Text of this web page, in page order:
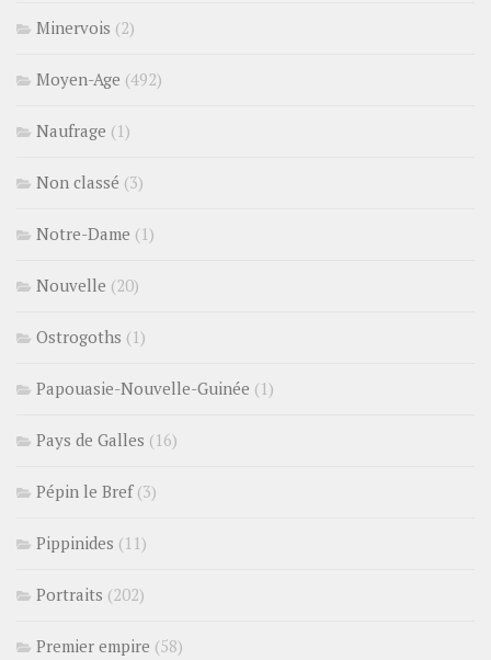
Minervois (2)
Moyen-Age (492)
Naufrage (1)
Non classé (3)
Notre-Dame (1)
Nouvelle (20)
Ostrogoths (1)
Papouasie-Nouvelle-Guinée (1)
Pays de Galles (16)
Pépin le Bref(3)
Pippinides (11)
Portraits (202)
Premier empire (58)